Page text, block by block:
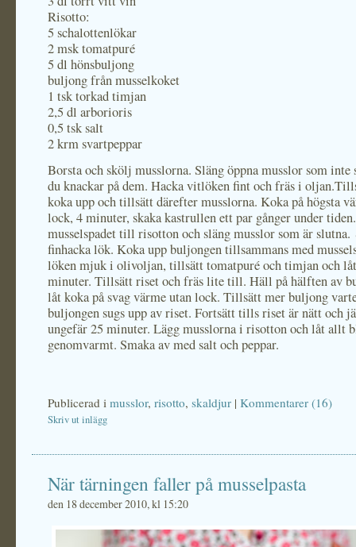
Risotto:
5 schalottenlökar
2 msk tomatpuré
5 dl hönsbuljong
buljong från musselkoket
1 tsk torkad timjan
2,5 dl arborioris
0,5 tsk salt
2 krm svartpeppar
Borsta och skölj musslorna. Släng öppna musslor som inte
du knackar på dem. Hacka vitlöken fint och fräs i
koka upp och tillsätt därefter musslorna. Koka på högsta
lock, 4 minuter, skaka kastrullen ett par gånger under
musselspadet till risotton och släng musslor som är slutna.
finhacka lök. Koka upp buljongen tillsammans med
löken mjuk i olivoljan, tillsätt tomatpuré och timjan och
minuter. Tillsätt riset och fräs lite till. Häll på hälften av
låt koka på svag värme utan lock. Tillsätt mer buljong
buljongen sugs upp av riset. Fortsätt tills riset är nätt och
ungefär 25 minuter. Lägg musslorna i risotton och låt allt
genomvarmt. Smaka av med salt och peppar.
Publicerad i musslor, risotto, skaldjur | Kommentarer (16)
Skriv ut inlägg
När tärningen faller på musselpasta
den 18 december 2010, kl 15:20